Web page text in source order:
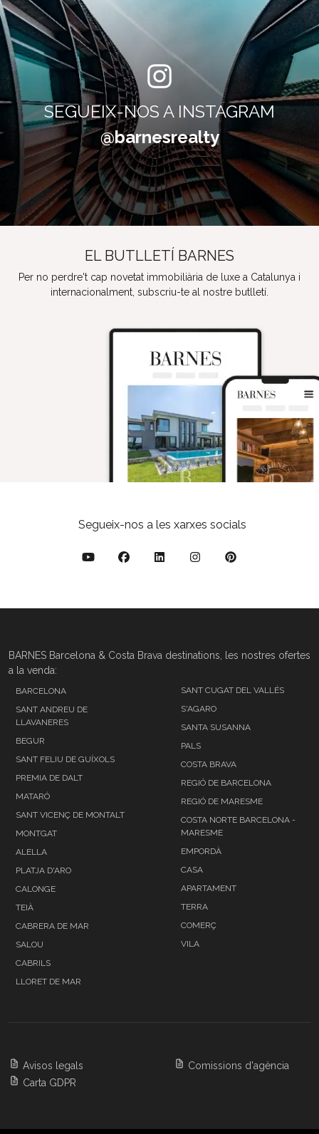
SEGUEIX-NOS A INSTAGRAM
@barnesrealty
EL BUTLLETÍ BARNES
Per no perdre't cap novetat immobiliària de luxe a Catalunya i
internacionalment, subscriu-te al nostre butlletí.
Segueix-nos a les xarxes socials
BARNES Barcelona & Costa Brava destinations, les nostres ofertes
a la venda:
BARCELONA
SANT ANDREU DE
LLAVANERES
BEGUR
SANT FELIU DE GUÍXOLS
PREMIA DE DALT
MATARÓ
SANT VICENÇ DE MONTALT
MONTGAT
ALELLA
PLATJA D'ARO
CALONGE
TEIÀ
CABRERA DE MAR
SALOU
CABRILS
LLORET DE MAR
SANT CUGAT DEL VALLÉS
S'AGARO
SANTA SUSANNA
PALS
COSTA BRAVA
REGIÓ DE BARCELONA
REGIÓ DE MARESME
COSTA NORTE BARCELONA -
MARESME
EMPORDÀ
CASA
APARTAMENT
TERRA
COMERÇ
VILA
Avisos legals
Carta GDPR
Comissions d'agència